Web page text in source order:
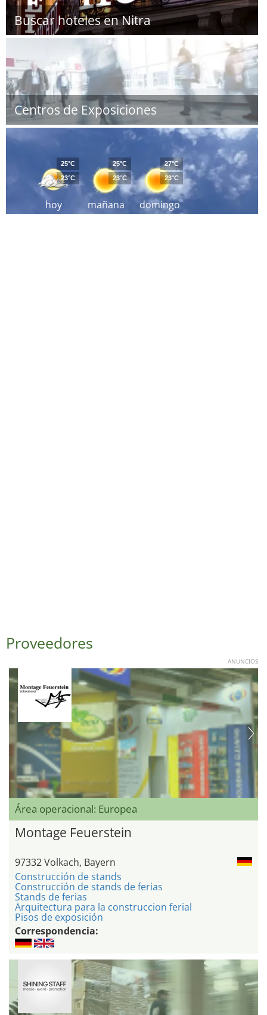
Buscar hoteles en Nitra
Centros de Exposiciones
hoy
25°C
23°C
mañana
25°C
23°C
domingo
27°C
23°C
Proveedores
ANUNCIOS
Área operacional: Europea
Montage Feuerstein
97332 Volkach, Bayern
Construcción de stands
Construcción de stands de ferias
Stands de ferias
Arquitectura para la construccion ferial
Pisos de exposición
Correspondencia: